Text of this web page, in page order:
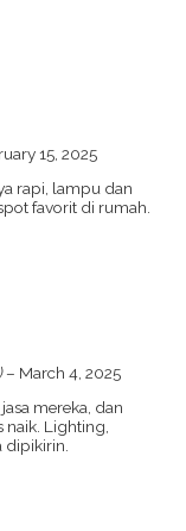
15, 2025
rapi, lampu dan
favorit di rumah.
– March 4, 2025
mereka, dan
naik. Lighting,
dipikirin.